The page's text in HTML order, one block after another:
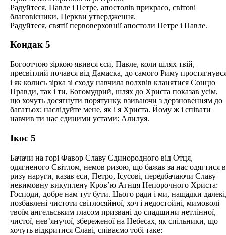
Радуйтеся, Павле і Петре, апостолів прикрасо, світові
благовісники, Церкви утвердження.
Радуйтеся, святії первоверховнії апостоли Петре і Павле.
Кондак 5
Богоотчою зіркою явився єси, Павле, коли шлях твій,
пресвітлий почався від Дамаска, до самого Риму
і як колись зірка зі сходу навчила волхвів кланятися Сонцю
Правди, так і ти, Богомудрий, шлях до Христа показав усім,
що хочуть досягнути порятунку, взиваючи з дерзновенням до
багатьох: наслідуйте мене, як і я Христа. Йому ж і співати
навчив ти нас єдиними устами: Алилуя.
Ікос 5
Бачачи на горі Фавор Славу Єдинородного від Отця,
одягненого Світлом, немов ризою, що бажав за нас одягтися в
ризу наруги, казав єси, Петро, Ісусові, передбачаючи Славу
невимовну викуплену Кров’ю Агнця Непорочного Христа:
Господи, добре нам тут бути. Цього ради і ми, нащадки
позбавлені чистоти світлосяйної, хоч і недостойні, мимоволі
твоїм ангельським гласом призвані до спадщини нетлінної,
чистої, нев’янучої, збереженої на Небесах, як спільники, що
хочуть відкритися Славі, співаємо тобі таке: